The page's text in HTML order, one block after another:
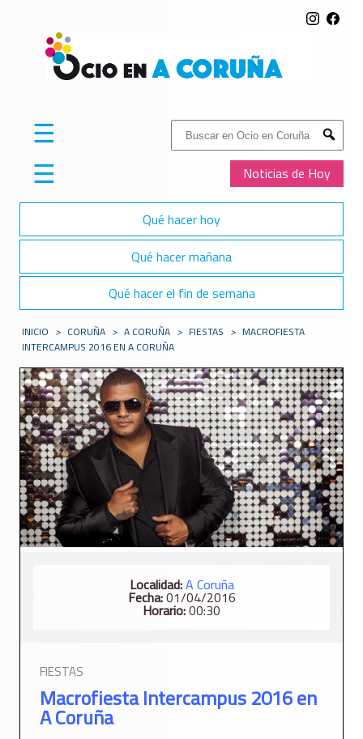
Buscar:
Submit
Noticias de Hoy
☰
☰
Qué hacer hoy
Qué hacer mañana
Qué hacer el fin de semana
INICIO > CORUÑA > A CORUÑA > FIESTAS > MACROFIESTA
INTERCAMPUS 2016 EN A CORUÑA
Localidad:A Coruña
Fecha:01/04/2016
Horario:00:30
FIESTAS
Macrofiesta Intercampus 2016 en
A Coruña